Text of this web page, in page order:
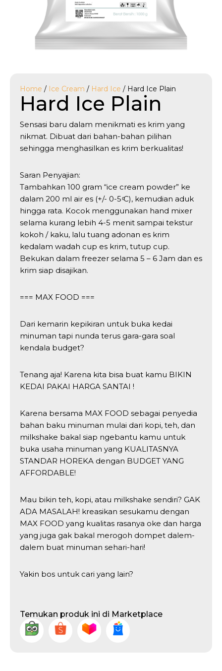
Home / Ice Cream / Hard Ice / Hard Ice Plain
Hard Ice Plain
Sensasi baru dalam menikmati es krim yang
nikmat. Dibuat dari bahan-bahan pilihan
sehingga menghasilkan es krim berkualitas!
Saran Penyajian:
Tambahkan 100 gram “ice cream powder” ke
dalam 200 ml air es (+/- 0-5 ͦC), kemudian aduk
hingga rata. Kocok menggunakan hand mixer
selama kurang lebih 4-5 menit sampai tekstur
kokoh / kaku, lalu tuang adonan es krim
kedalam wadah cup es krim, tutup cup.
Bekukan dalam freezer selama 5 – 6 Jam dan es
krim siap disajikan.
=== MAX FOOD ===
Dari kemarin kepikiran untuk buka kedai
minuman tapi nunda terus gara-gara soal
kendala budget?
Tenang aja! Karena kita bisa buat kamu BIKIN
KEDAI PAKAI HARGA SANTAI !
Karena bersama MAX FOOD sebagai penyedia
bahan baku minuman mulai dari kopi, teh, dan
milkshake bakal siap ngebantu kamu untuk
buka usaha minuman yang KUALITASNYA
STANDAR HOREKA dengan BUDGET YANG
AFFORDABLE!
Mau bikin teh, kopi, atau milkshake sendiri? GAK
ADA MASALAH! kreasikan sesukamu dengan
MAX FOOD yang kualitas rasanya oke dan harga
yang juga gak bakal merogoh dompet dalem-
dalem buat minuman sehari-hari!
Yakin bos untuk cari yang lain?
Temukan produk ini di Marketplace